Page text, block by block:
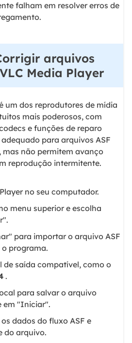
falham em resolver erros de
arquivos
Media Player
um dos reprodutores de mídia
mais poderosos, com
e funções de reparo
para arquivos ASF
não permitem avanço
reprodução intermitente.
no seu computador.
menu superior e escolha
para importar o arquivo ASF
programa.
de saída compatível, como o
.
para salvar o arquivo
em "Iniciar".
dados do fluxo ASF e
do arquivo.